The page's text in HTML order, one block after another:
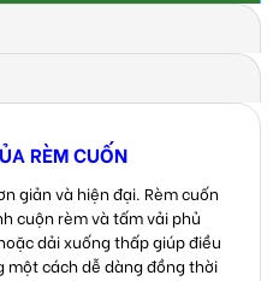
RÈM CUỐN
giản và hiện đại. Rèm cuốn
cuộn rèm và tấm vải phủ
dải xuống thấp giúp điều
một cách dễ dàng đồng thời